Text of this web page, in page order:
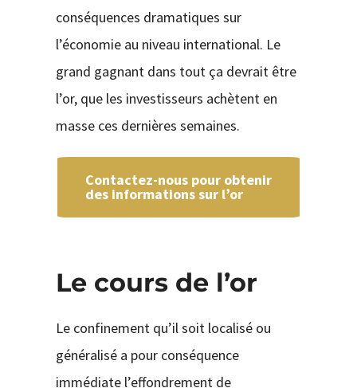
conséquences dramatiques sur
l’économie au niveau international. Le
grand gagnant dans tout ça devrait être
l’or, que les investisseurs achètent en
masse ces dernières semaines.
Contactez-nous pour obtenir
des informations sur l’or
Le cours de l’or
Le confinement qu’il soit localisé ou
généralisé a pour conséquence
immédiate l’effondrement de